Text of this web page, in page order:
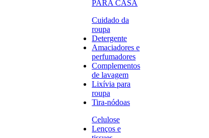
PARA CASA
Cuidado da
roupa
Detergente
Amaciadores e
perfumadores
Complementos
de lavagem
Lixívia para
roupa
Tira-nódoas
Celulose
Lenços e